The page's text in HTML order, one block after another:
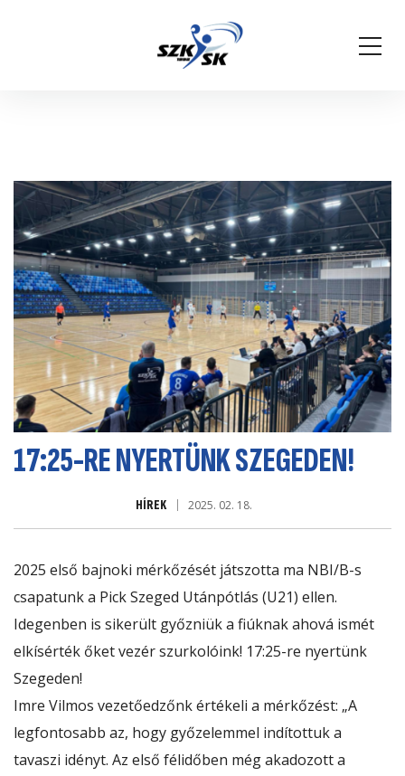
17:25-RE NYERTÜNK SZEGEDEN!
HÍREK 2025. 02. 18.
2025 első bajnoki mérkőzését játszotta ma NBI/B-s
csapatunk a Pick Szeged Utánpótlás (U21) ellen.
Idegenben is sikerült győzniük a fiúknak ahová ismét
elkísérték őket vezér szurkolóink! 17:25-re nyertünk
Szegeden!
Imre Vilmos vezetőedzőnk értékeli a mérkőzést: „A
legfontosabb az, hogy győzelemmel indítottuk a
tavaszi idényt. Az első félidőben még akadozott a